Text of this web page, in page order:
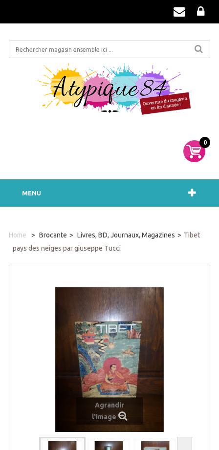
0
MENU
Home > Brocante > Livres, BD, Journaux, Magazines > Tibet
pays des neiges par giuseppe Tucci
Agrandir
l'image